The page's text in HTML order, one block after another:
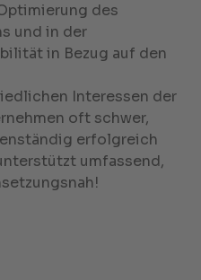
des
und in der
in Bezug auf den
Interessen der
oft schwer,
erfolgreich
umfassend,